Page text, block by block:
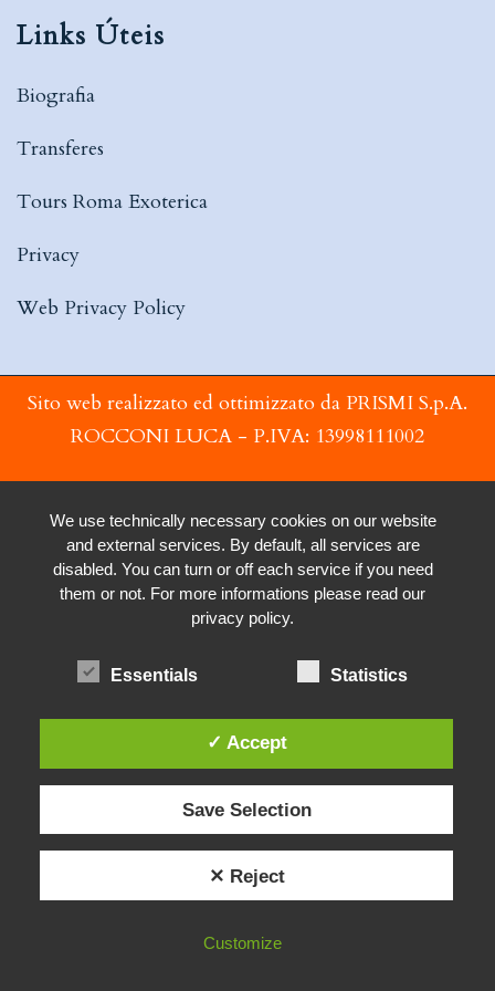
Links Úteis
Biografia
Transferes
Tours Roma Exoterica
Privacy
Web Privacy Policy
Sito web realizzato ed ottimizzato da PRISMI S.p.A.
ROCCONI LUCA - P.IVA: 13998111002
We use technically necessary cookies on our website
and external services. By default, all services are
disabled. You can turn or off each service if you need
them or not. For more informations please read our
privacy policy.
Essentials Statistics
✓ Accept
Save Selection
✕ Reject
Customize